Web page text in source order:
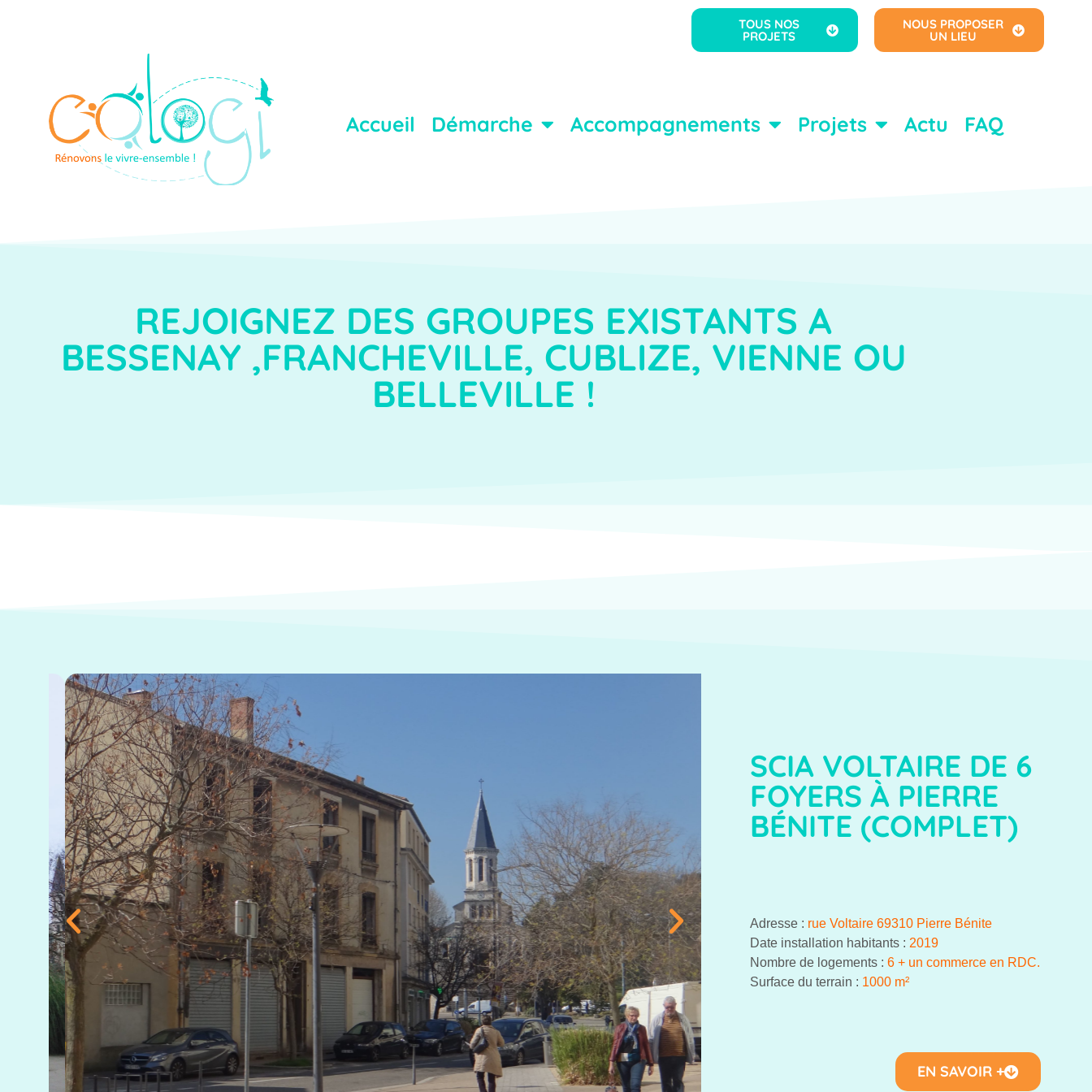
TOUS NOS
PROJETS
NOUS PROPOSER
UN LIEU
Accueil Démarche Accompagnements Projets Actu FAQ
REJOIGNEZ DES GROUPES EXISTANTS A
BESSENAY ,FRANCHEVILLE, CUBLIZE, VIENNE OU
BELLEVILLE !
SCIA VOLTAIRE DE 6
FOYERS À PIERRE
BÉNITE (COMPLET)
Adresse : rue Voltaire 69310 Pierre Bénite
Date installation habitants: 2019
Nombre de logements : 6 + un commerce en RDC.
Surface du terrain : 1000 m²
EN SAVOIR +